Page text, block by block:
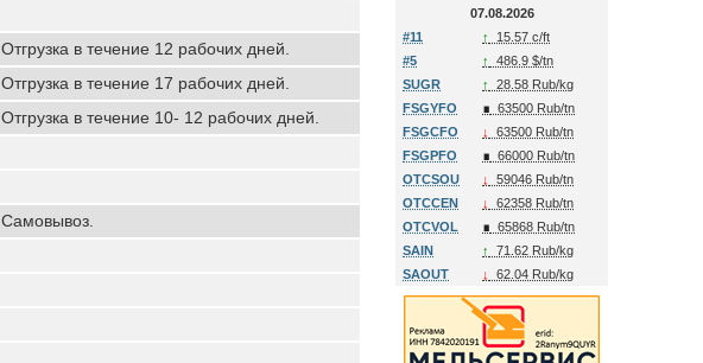
Отгрузка в течение 12 рабочих дней.
Отгрузка в течение 17 рабочих дней.
Отгрузка в течение 10- 12 рабочих дней.
Самовывоз.
07.08.2026
#11
↑
15.57 c/ft
#5
↑
486.9 $/tn
SUGR
↑
28.58 Rub/kg
FSGYFO
∎ 63500 Rub/tn
FSGCFO
↓
63500 Rub/tn
FSGPFO
∎ 66000 Rub/tn
OTCSOU
↓
59046 Rub/tn
OTCCEN
↓
62358 Rub/tn
OTCVOL
∎ 65868 Rub/tn
SAIN
↑
71.62 Rub/kg
SAOUT
↓ 62.04 Rub/kg